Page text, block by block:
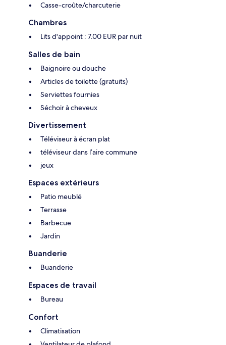
Casse-croûte/charcuterie
Chambres
Lits d'appoint : 7.00 EUR par nuit
Salles de bain
Baignoire ou douche
Articles de toilette (gratuits)
Serviettes fournies
Séchoir à cheveux
Divertissement
Téléviseur à écran plat
téléviseur dans l’aire commune
jeux
Espaces extérieurs
Patio meublé
Terrasse
Barbecue
Jardin
Buanderie
Buanderie
Espaces de travail
Bureau
Confort
Climatisation